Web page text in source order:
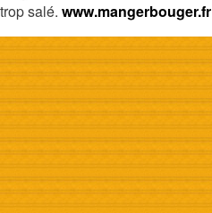
trop salé. www.mangerbouger.fr